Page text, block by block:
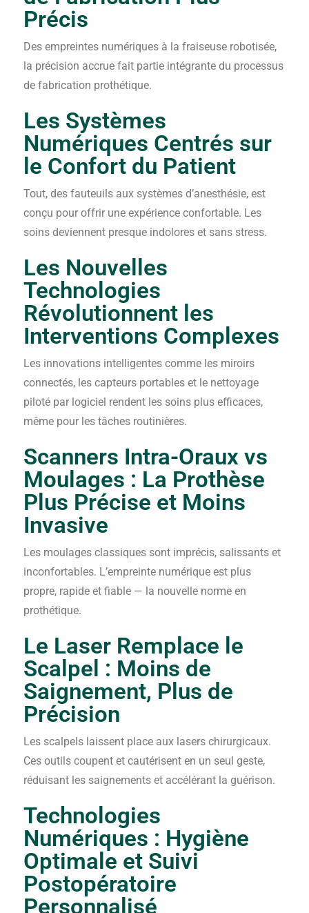
Précis
Des empreintes numériques à la fraiseuse robotisée,
la précision accrue fait partie intégrante du processus
de fabrication prothétique.
Les Systèmes
Numériques Centrés sur
le Confort du Patient
Tout, des fauteuils aux systèmes d’anesthésie, est
conçu pour offrir une expérience confortable. Les
soins deviennent presque indolores et sans stress.
Les Nouvelles
Technologies
Révolutionnent les
Interventions Complexes
Les innovations intelligentes comme les miroirs
connectés, les capteurs portables et le nettoyage
piloté par logiciel rendent les soins plus efficaces,
même pour les tâches routinières.
Scanners Intra-Oraux vs
Moulages : La Prothèse
Plus Précise et Moins
Invasive
Les moulages classiques sont imprécis, salissants et
inconfortables. L’empreinte numérique est plus
propre, rapide et fiable — la nouvelle norme en
prothétique.
Le Laser Remplace le
Scalpel : Moins de
Saignement, Plus de
Précision
Les scalpels laissent place aux lasers chirurgicaux.
Ces outils coupent et cautérisent en un seul geste,
réduisant les saignements et accélérant la guérison.
Technologies
Numériques : Hygiène
Optimale et Suivi
Postopératoire
Personnalisé